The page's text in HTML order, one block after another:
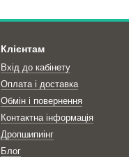
Клієнтам
Вхід до кабінету
Оплата і доставка
Обмін і повернення
Контактна інформація
Дропшипиінг
Блог